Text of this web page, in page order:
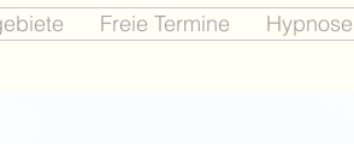
Freie Termine Hypnose